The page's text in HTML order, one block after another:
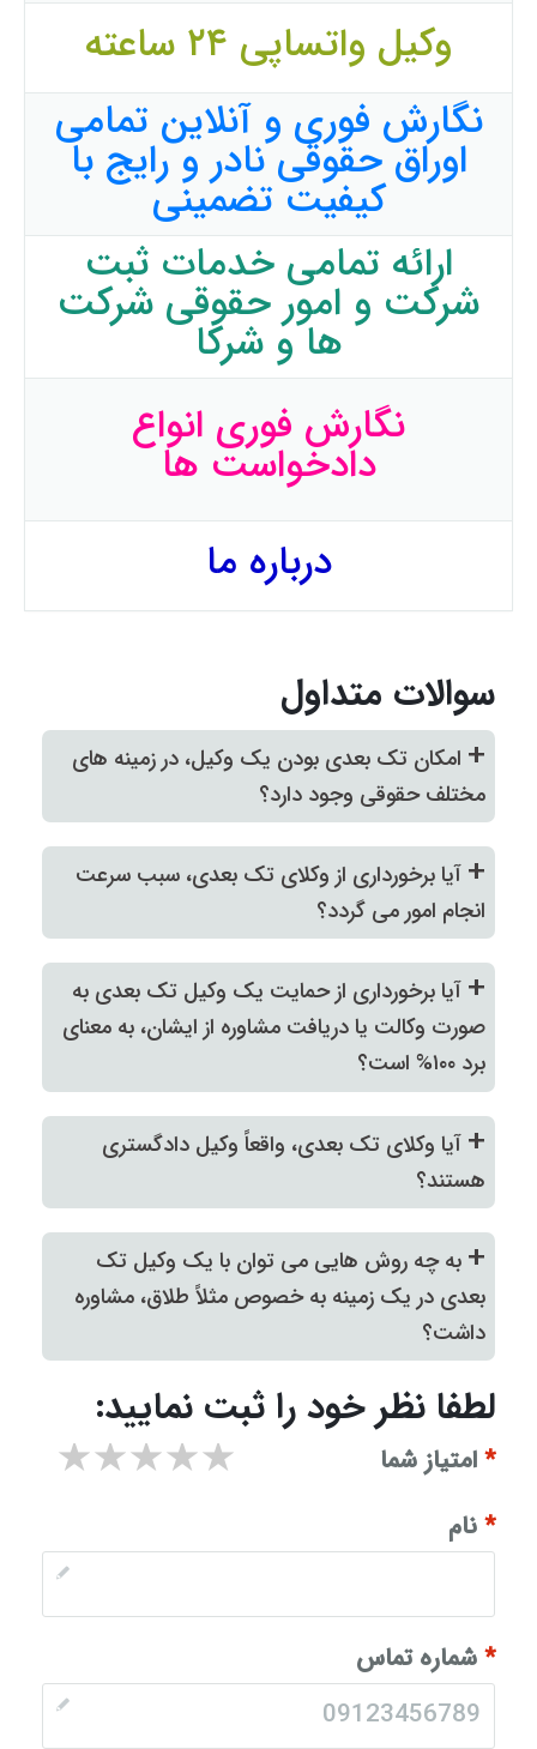
وکیل واتساپی ۲۴ ساعته
نگارش فوری و آنلاین تمامی
اوراق حقوقی نادر و رایج با
کیفیت تضمینی
ارائه تمامی خدمات ثبت
شرکت و امور حقوقی شرکت
ها و شرکا
نگارش فوری انواع
دادخواست ها
درباره ما
سوالات متداول
+ امکان تک بعدی بودن یک وکیل، در زمینه های
مختلف حقوقی وجود دارد؟
+ آیا برخورداری از وکلای تک بعدی، سبب سرعت
انجام امور می گردد؟
+ آیا برخورداری از حمایت یک وکیل تک بعدی به
صورت وکالت یا دریافت مشاوره از ایشان، به معنای
برد ۱۰۰% است؟
+ آیا وکلای تک بعدی، واقعاً وکیل دادگستری
هستند؟
+ به چه روش هایی می توان با یک وکیل تک
بعدی در یک زمینه به خصوص مثلاً طلاق، مشاوره
داشت؟
لطفا نظر خود را ثبت نمایید:
*امتیاز شما ۵ stars ۴ stars ۳ stars ۲ stars
*نام
*شماره تماس